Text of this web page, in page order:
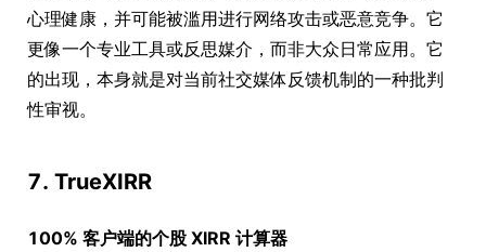
心理健康，并可能被滥用进行网络攻击或恶意竞争。它
更像一个专业工具或反思媒介，而非大众日常应用。它
的出现，本身就是对当前社交媒体反馈机制的一种批判
性审视。
7. TrueXIRR
100% 客户端的个股 XIRR 计算器